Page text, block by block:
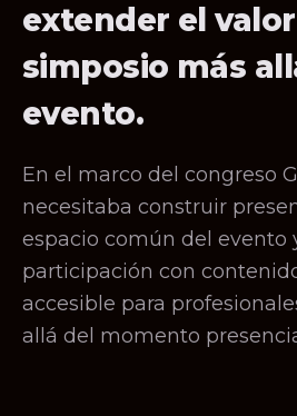
extender el valor
simposio más
evento.
En el marco del congreso
necesitaba construir
espacio común del evento
participación con
accesible para
allá del momento